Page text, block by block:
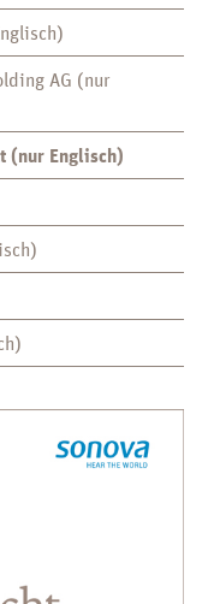
AG (nur
(nur Englisch)